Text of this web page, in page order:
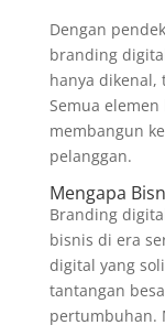
Dengan
branding
hanya dikenal,
Semua
membangun
pelanggan.
Mengapa
Branding
bisnis di era
digital yang
tantangan
pertumbuhan.